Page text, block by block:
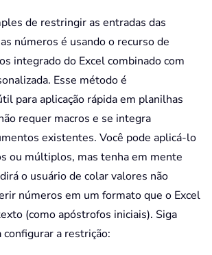
de restringir as entradas das
números é usando o recurso de
integrado do Excel combinado com
Esse método é
para aplicação rápida em planilhas
requer macros e se integra
existentes. Você pode aplicá-lo
ou múltiplos, mas tenha em mente
o usuário de colar valores não
números em um formato que o Excel
(como apóstrofos iniciais). Siga
a restrição: